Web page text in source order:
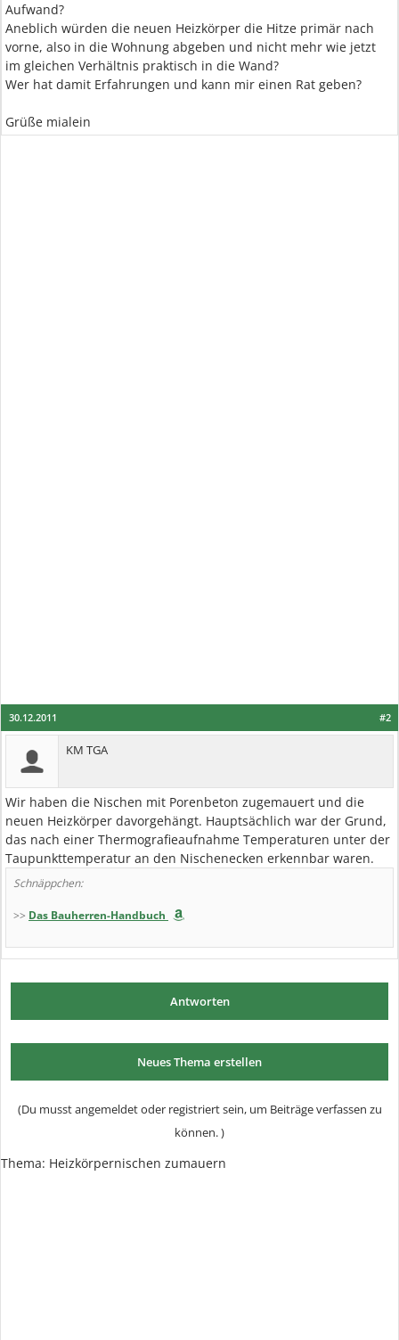
Aufwand?
Aneblich würden die neuen Heizkörper die Hitze primär nach
vorne, also in die Wohnung abgeben und nicht mehr wie jetzt
im gleichen Verhältnis praktisch in die Wand?
Wer hat damit Erfahrungen und kann mir einen Rat geben?
Grüße mialein
#2
30.12.2011
KM TGA
Wir haben die Nischen mit Porenbeton zugemauert und die
neuen Heizkörper davorgehängt. Hauptsächlich war der Grund,
das nach einer Thermografieaufnahme Temperaturen unter der
Taupunkttemperatur an den Nischenecken erkennbar waren.
Schnäppchen:
>> Das Bauherren-Handbuch
Antworten
Neues Thema erstellen
(Du musst angemeldet oder registriert sein, um Beiträge verfassen zu
können. )
Thema: Heizkörpernischen zumauern